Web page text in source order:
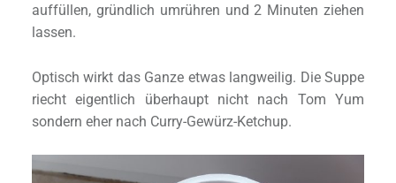
auffüllen, gründlich umrühren und 2 Minuten ziehen
lassen.
Optisch wirkt das Ganze etwas langweilig. Die Suppe
riecht eigentlich überhaupt nicht nach Tom Yum
sondern eher nach Curry-Gewürz-Ketchup.